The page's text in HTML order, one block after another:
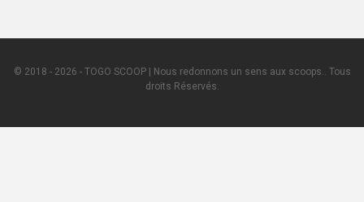
© 2018 - 2026 - TOGO SCOOP | Nous redonnons un sens aux scoops.. Tous
droits Réservés.